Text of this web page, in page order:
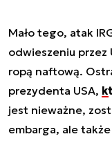
Mało tego, atak
odwieszeniu przez
ropą naftową.
prezydenta USA,
jest nieważne,
embarga, ale